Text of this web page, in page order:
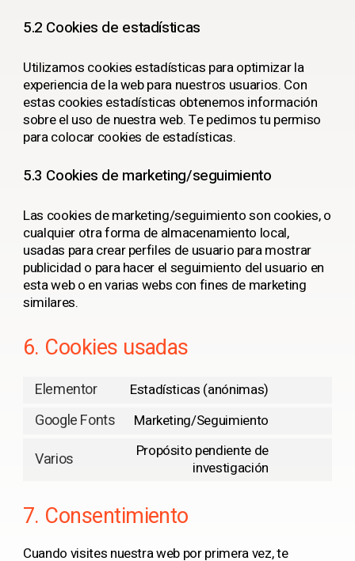
5.2 Cookies de estadísticas
Utilizamos cookies estadísticas para optimizar la
experiencia de la web para nuestros usuarios. Con
estas cookies estadísticas obtenemos información
sobre el uso de nuestra web. Te pedimos tu permiso
para colocar cookies de estadísticas.
5.3 Cookies de marketing/seguimiento
Las cookies de marketing/seguimiento son cookies, o
cualquier otra forma de almacenamiento local,
usadas para crear perfiles de usuario para mostrar
publicidad o para hacer el seguimiento del usuario en
esta web o en varias webs con fines de marketing
similares.
6. Cookies usadas
Elementor Estadísticas (anónimas)
Google Fonts Marketing/Seguimiento
Varios
Propósito pendiente de
investigación
7. Consentimiento
Cuando visites nuestra web por primera vez, te